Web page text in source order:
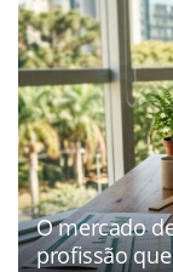
O mercado
profissão